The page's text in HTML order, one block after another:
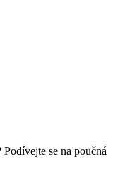
se na poučná